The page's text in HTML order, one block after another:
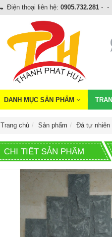
Điện thoại liên hệ: 0905.732.281- -
DANH MỤC SẢN PHẨM
Trang chủ Sản phẩm Đá tự nhiên
CHI TIẾT SẢN PHẨM